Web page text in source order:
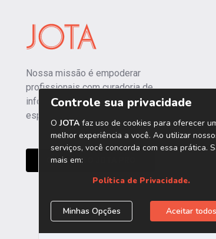
Nossa missão é empoderar
profissionais com curadoria de
informações independentes e
especializadas.
CONHEÇA O JOTA PRO